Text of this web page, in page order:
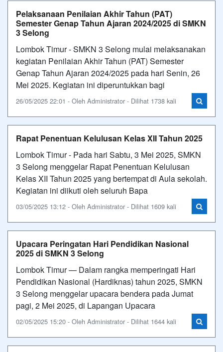
Pelaksanaan Penilaian Akhir Tahun (PAT)
Semester Genap Tahun Ajaran 2024/2025 di SMKN
3 Selong
Lombok Timur - SMKN 3 Selong mulai melaksanakan
kegiatan Penilaian Akhir Tahun (PAT) Semester
Genap Tahun Ajaran 2024/2025 pada hari Senin, 26
Mei 2025. Kegiatan ini diperuntukkan bagi
26/05/2025 22:01 - Oleh Administrator - Dilihat 1738 kali
Rapat Penentuan Kelulusan Kelas XII Tahun 2025
Lombok Timur - Pada hari Sabtu, 3 Mei 2025, SMKN
3 Selong menggelar Rapat Penentuan Kelulusan
Kelas XII Tahun 2025 yang bertempat di Aula sekolah.
Kegiatan ini diikuti oleh seluruh Bapa
03/05/2025 13:12 - Oleh Administrator - Dilihat 1609 kali
Upacara Peringatan Hari Pendidikan Nasional
2025 di SMKN 3 Selong
Lombok Timur — Dalam rangka memperingati Hari
Pendidikan Nasional (Hardiknas) tahun 2025, SMKN
3 Selong menggelar upacara bendera pada Jumat
pagi, 2 Mei 2025, di Lapangan Upacara
02/05/2025 15:20 - Oleh Administrator - Dilihat 1644 kali